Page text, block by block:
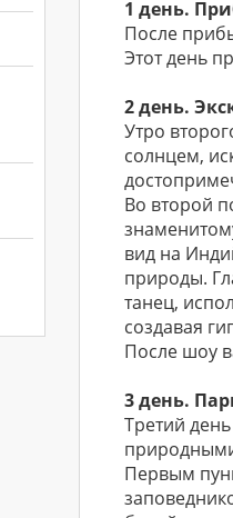
1 день.
После
Этот день
2 день.
Утро
солнцем,
Во второй
вид на
природы.
танец,
создавая
После шоу
3 день.
Третий
Первым